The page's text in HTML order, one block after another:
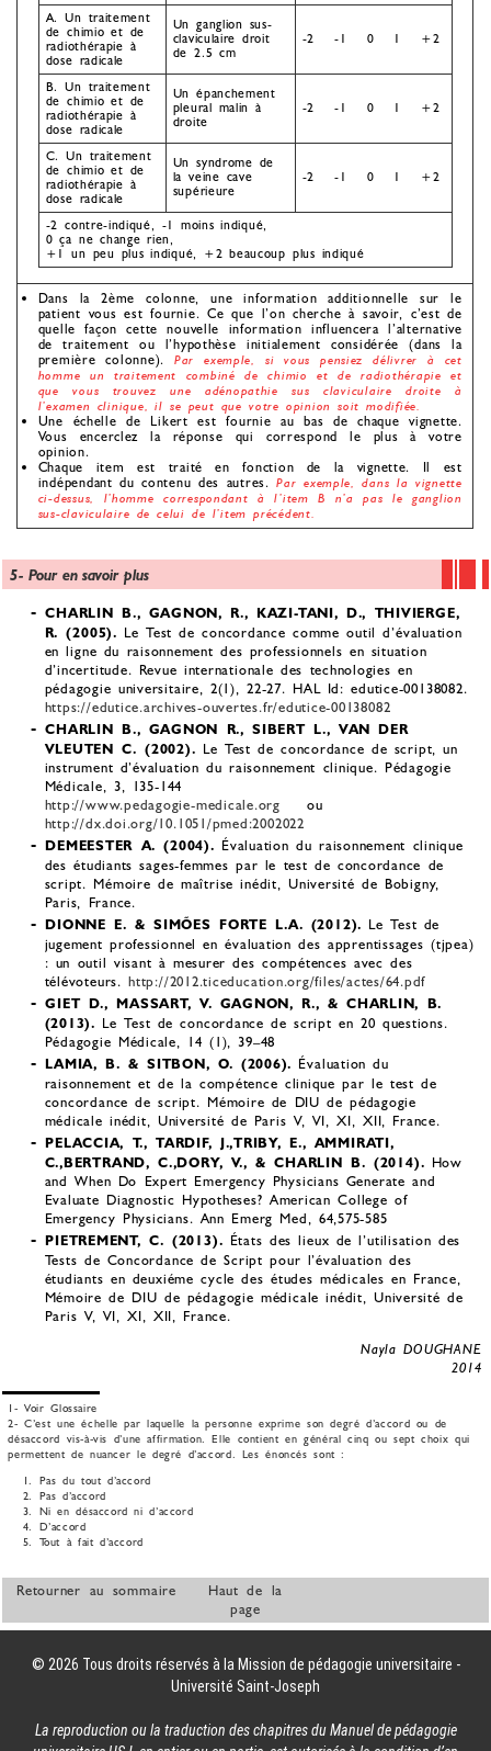
A. Un traitement
de chimio et de
radiothérapie à
dose radicale
Un ganglion sus-
claviculaire droit
de 2.5 cm
-2 -1 0 1 +2
B. Un traitement
de chimio et de
radiothérapie à
dose radicale
Un épanchement
pleural malin à
droite
-2 -1 0 1 +2
C. Un traitement
de chimio et de
radiothérapie à
dose radicale
Un syndrome de
la veine cave
supérieure
-2 -1 0 1 +2
-2 contre-indiqué, -1 moins indiqué,
0 ça ne change rien,
+1 un peu plus indiqué, +2 beaucoup plus indiqué
Dans la 2ème colonne, une information additionnelle sur le
patient vous est fournie. Ce que l’on cherche à savoir, c’est de
quelle façon cette nouvelle information influencera l’alternative
de traitement ou l’hypothèse initialement considérée (dans la
première colonne). Par exemple, si vous pensiez délivrer à cet
homme un traitement combiné de chimio et de radiothérapie et
que vous trouvez une adénopathie sus claviculaire droite à
l’examen clinique, il se peut que votre opinion soit modifiée.
Une échelle de Likert est fournie au bas de chaque vignette.
Vous encerclez la réponse qui correspond le plus à votre
opinion.
Chaque item est traité en fonction de la vignette. Il est
indépendant du contenu des autres.Par exemple, dans la vignette
ci-dessus, l’homme correspondant à l’item B n’a pas le ganglion
sus-claviculaire de celui de l’item précédent.
5- Pour en savoir plus
CHARLIN B., GAGNON, R., KAZI-TANI, D., THIVIERGE,
R. (2005). Le Test de concordance comme outil d’évaluation
en ligne du raisonnement des professionnels en situation
d’incertitude. Revue internationale des technologies en
pédagogie universitaire, 2(1), 22-27. HAL Id: edutice-00138082.
https://edutice.archives-ouvertes.fr/edutice-00138082
CHARLIN B., GAGNON R., SIBERT L., VAN DER
VLEUTEN C. (2002). Le Test de concordance de script, un
instrument d’évaluation du raisonnement clinique. Pédagogie
Médicale, 3, 135-144
http://www.pedagogie-medicale.org
ou
http://dx.doi.org/10.1051/pmed:2002022
DEMEESTER A. (2004). Évaluation du raisonnement clinique
des étudiants sages-femmes par le test de concordance de
script. Mémoire de maîtrise inédit, Université de Bobigny,
Paris, France.
DIONNE E. & SIMÕES FORTE L.A. (2012). Le Test de
jugement professionnel en évaluation des apprentissages (tjpea)
: un outil visant à mesurer des compétences avec des
télévoteurs.http://2012.ticeducation.org/files/actes/64.pdf
GIET D., MASSART, V. GAGNON, R., & CHARLIN, B.
(2013). Le Test de concordance de script en 20 questions.
Pédagogie Médicale, 14 (1), 39–48
LAMIA, B. & SITBON, O. (2006). Évaluation du
raisonnement et de la compétence clinique par le test de
concordance de script. Mémoire de DIU de pédagogie
médicale inédit, Université de Paris V, VI, XI, XII, France.
PELACCIA, T., TARDIF, J.,TRIBY, E., AMMIRATI,
C.,BERTRAND, C.,DORY, V., & CHARLIN B. (2014). How
and When Do Expert Emergency Physicians Generate and
Evaluate Diagnostic Hypotheses? American College of
Emergency Physicians. Ann Emerg Med, 64,575-585
PIETREMENT, C. (2013). États des lieux de l’utilisation des
Tests de Concordance de Script pour l’évaluation des
étudiants en deuxiéme cycle des études médicales en France,
Mémoire de DIU de pédagogie médicale inédit, Université de
Paris V, VI, XI, XII, France.
Nayla DOUGHANE
2014
1-Voir Glossaire
2-C’est une échelle par laquelle la personne exprime son degré d’accord ou de
désaccord vis-à-vis d’une affirmation. Elle contient en général cinq ou sept choix qui
permettent de nuancer le degré d’accord. Les énoncés sont :
Pas du tout d’accord
Pas d’accord
Ni en désaccord ni d’accord
D’accord
Tout à fait d’accord
Retourner au sommaire
Haut de la
page
© 2026 Tous droits réservés à la Mission de pédagogie universitaire -
Université Saint-Joseph
La reproduction ou la traduction des chapitres du Manuel de pédagogie